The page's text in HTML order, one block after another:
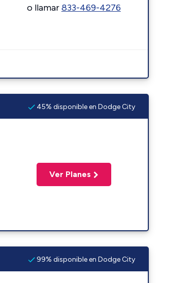
o llamar833-469-4276
45% disponible en Dodge City
Ver Planes
99% disponible en Dodge City